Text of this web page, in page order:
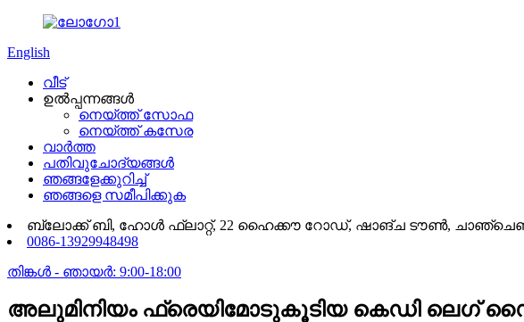
English
വീട്
ഉൽപ്പന്നങ്ങൾ
നെയ്ത്ത് സോഫ
നെയ്ത്ത് കസേര
വാർത്ത
പതിവുചോദ്യങ്ങൾ
ഞങ്ങളേക്കുറിച്ച്
ഞങ്ങളെ സമീപിക്കുക
ബ്ലോക്ക് ബി, ഹോൾ ഫ്ലാറ്റ്, 22 ഹൈക്കൗ റോഡ്, ഷാങ്‌ച ടൗൺ,
0086-13929948498
തിങ്കൾ - ഞായർ: 9:00-18:00
അലുമിനിയം ഫ്രെയിമോടുകൂടിയ കെഡി ലെഗ്